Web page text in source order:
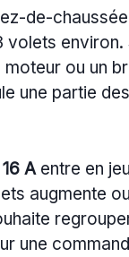
de-
volets environ.
moteur ou un
une partie
Aentre en
augmente
une